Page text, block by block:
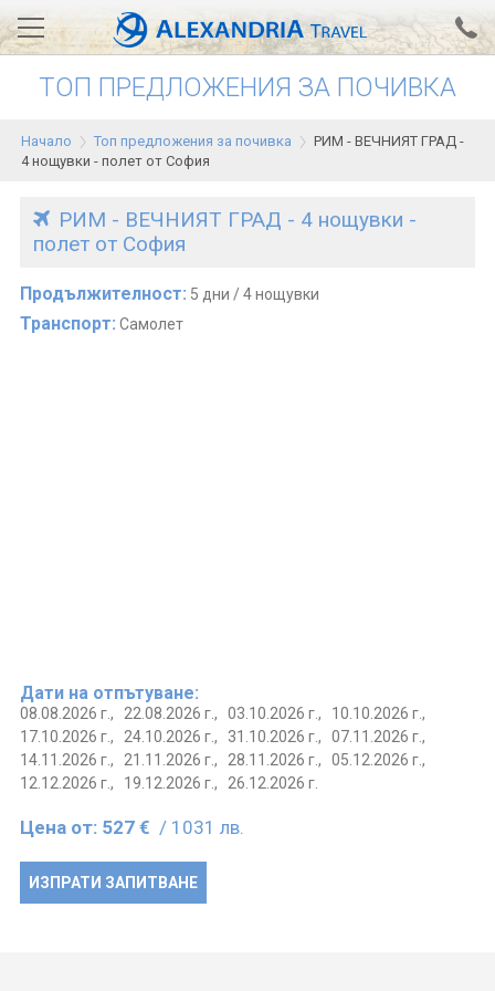
Вход за агенти Проверка на резервация
АЛЕКСАНДРИЯ хотели
Турция
Гърция
Египет
ТОП ПРЕДЛОЖЕНИЯ ЗА ПОЧИВКА
Начало Топ предложения за почивка
РИМ - ВЕЧНИЯТ ГРАД -
4 нощувки - полет от София
РИМ - ВЕЧНИЯТ ГРАД - 4 нощувки -
полет от София
Продължителност: 5 дни / 4 нощувки
Транспорт: Самолет
Дати на отпътуване:
08.08.2026 г., 22.08.2026 г., 03.10.2026 г., 10.10.2026 г.,
17.10.2026 г., 24.10.2026 г., 31.10.2026 г., 07.11.2026 г.,
14.11.2026 г., 21.11.2026 г., 28.11.2026 г., 05.12.2026 г.,
12.12.2026 г., 19.12.2026 г., 26.12.2026 г.
Цена от: 527 € / 1031 лв.
ИЗПРАТИ ЗАПИТВАНЕ